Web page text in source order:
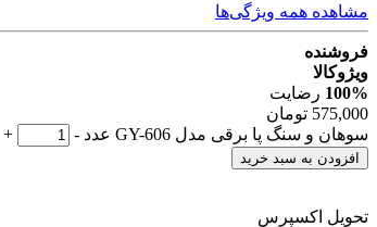
مشاهده همه ویژگی‌ها
فروشنده
ویژوکالا
100% رضایت
575,000 تومان
سوهان و سنگ پا برقی مدل GY-606 عدد
-
+
افزودن به سبد خرید
تحویل اکسپرس